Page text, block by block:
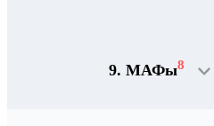
9. МАФы8